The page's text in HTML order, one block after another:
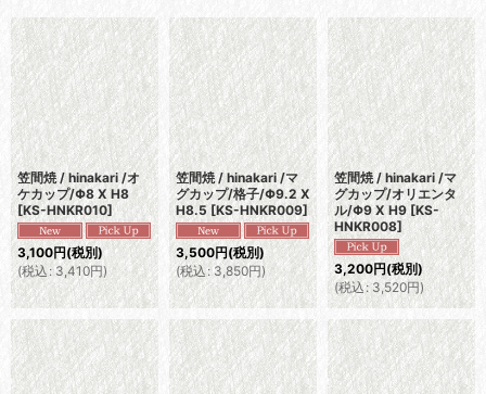
絞り込む
笠間焼 / hinakari /オ
ケカップ/Φ8 X H8
[KS-HNKR010]
3,100円(税別)
(税込: 3,410円)
笠間焼 / hinakari /マ
グカップ/格子/Φ9.2 X
H8.5 [KS-HNKR009]
3,500円(税別)
(税込: 3,850円)
笠間焼 / hinakari /マ
グカップ/オリエンタ
ル/Φ9 X H9 [KS-
HNKR008]
3,200円(税別)
(税込: 3,520円)